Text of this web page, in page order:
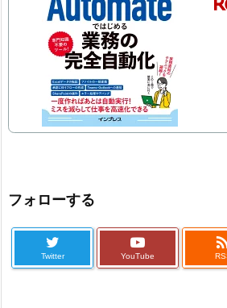
フォローする
Twitter YouTube